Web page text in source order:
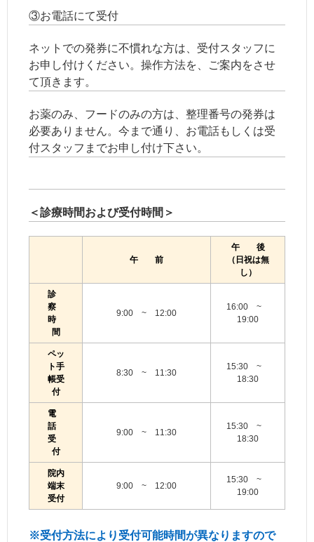
③お電話にて受付
ネットでの発券に不慣れな方は、受付スタッフに
お申し付けください。操作方法を、ご案内をさせ
て頂きます。
お薬のみ、フードのみの方は、整理番号の発券は
必要ありません。今まで通り、お電話もしくは受
付スタッフまでお申し付け下さい。
＜診療時間および受付時間＞
午 前
午 後
（日祝は無
し）
診
察
時
間
9:00 ~ 12:00
16:00 ~
19:00
ペッ
ト手
帳受
付
8:30 ~ 11:30
15:30 ~
18:30
電
話
受
付
9:00 ~ 11:30
15:30 ~
18:30
院内
端末
受付
9:00 ~ 12:00
15:30 ~
19:00
※受付方法により受付可能時間が異なりますので